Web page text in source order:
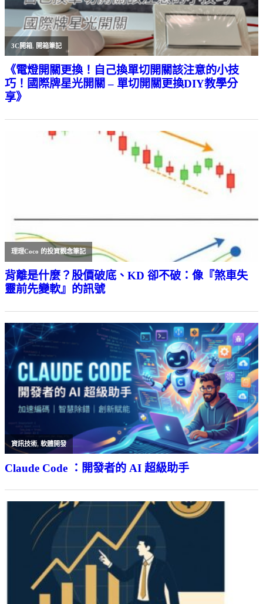
3C開箱, 開箱筆記
《電燈開關更換！自己換單切開關該注意的小技
巧！國際牌星光開關 – 單切開關更換DIY教學分
享》
理理Coco 的投資觀念筆記
背離是什麼？股價破底、KD 卻不破：像『煞車失
靈前先變軟』的訊號
資訊技術,軟體開發
Claude Code ：開發者的 AI 超級助手